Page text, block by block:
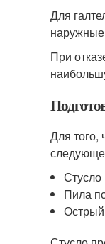
Для
наружные
При
Для того,
Стусло
Пила